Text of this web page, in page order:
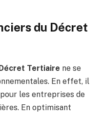
du Décret
Tertiaire ne se
En effet, il
les entreprises de
En optimisant